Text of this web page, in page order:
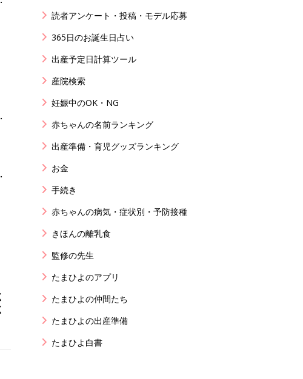
読者アンケート・投稿・モデル応募
365日のお誕生日占い
出産予定日計算ツール
産院検索
妊娠中のOK・NG
赤ちゃんの名前ランキング
出産準備・育児グッズランキング
お金
手続き
赤ちゃんの病気・症状別・予防接種
きほんの離乳食
監修の先生
たまひよのアプリ
たまひよの仲間たち
たまひよの出産準備
たまひよ白書